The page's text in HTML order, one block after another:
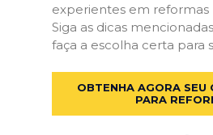
experientes em reformas
Siga as dicas
faça a escolha certa para
OBTENHA AGORA SEU
PARA